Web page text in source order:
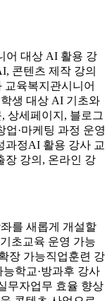
어 대상 AI 활용 강
콘텐츠 제작 강의
교육복지관시니어
생 대상 AI 기초와
상세페이지, 블로그
·마케팅 과정 운영
과정AI 활용 강사 교
장 강의, 온라인 강
를 새롭게 개설할
초교육 운영 가능
장 가능직업훈련 강
학교·방과후 강사
무자업무 효율 향상